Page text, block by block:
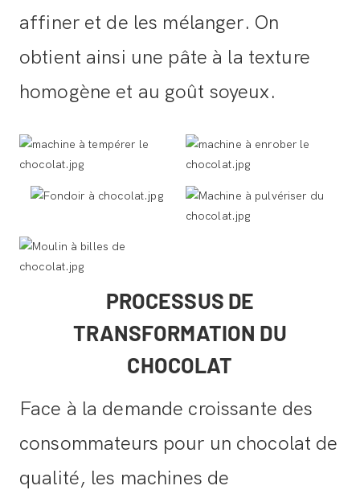
affiner et de les mélanger. On
obtient ainsi une pâte à la texture
homogène et au goût soyeux.
PROCESSUS DE
TRANSFORMATION DU
CHOCOLAT
Face à la demande croissante des
consommateurs pour un chocolat de
qualité, les machines de